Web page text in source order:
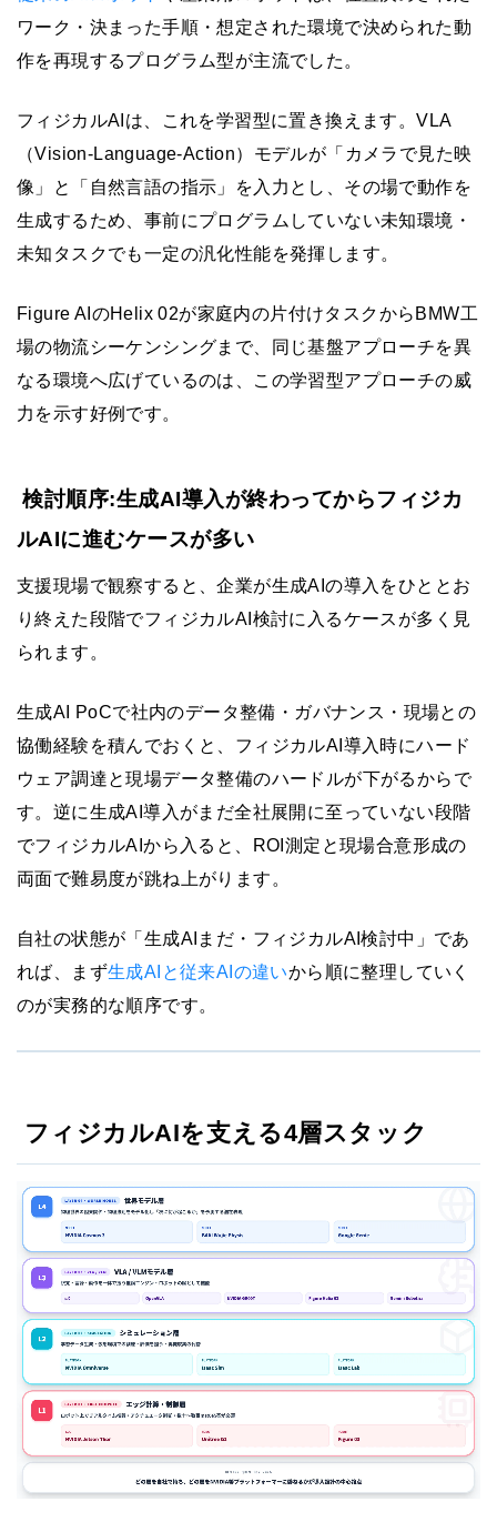
ワーク・決まった手順・想定された環境で決められた動
作を再現するプログラム型が主流でした。
フィジカルAIは、これを学習型に置き換えます。VLA
（Vision-Language-Action）モデルが「カメラで見た映
像」と「自然言語の指示」を入力とし、その場で動作を
生成するため、事前にプログラムしていない未知環境・
未知タスクでも一定の汎化性能を発揮します。
Figure AIのHelix 02が家庭内の片付けタスクからBMW工
場の物流シーケンシングまで、同じ基盤アプローチを異
なる環境へ広げているのは、この学習型アプローチの威
力を示す好例です。
検討順序:生成AI導入が終わってからフィジカ
ルAIに進むケースが多い
支援現場で観察すると、企業が生成AIの導入をひととお
り終えた段階でフィジカルAI検討に入るケースが多く見
られます。
生成AI PoCで社内のデータ整備・ガバナンス・現場との
協働経験を積んでおくと、フィジカルAI導入時にハード
ウェア調達と現場データ整備のハードルが下がるからで
す。逆に生成AI導入がまだ全社展開に至っていない段階
でフィジカルAIから入ると、ROI測定と現場合意形成の
両面で難易度が跳ね上がります。
自社の状態が「生成AIまだ・フィジカルAI検討中」であ
れば、まず生成AIと従来AIの違いから順に整理していく
のが実務的な順序です。
フィジカルAIを支える4層スタック